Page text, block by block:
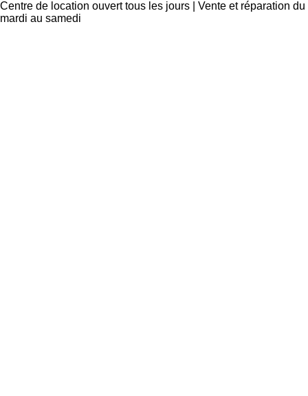
Centre de location ouvert tous les jours | Vente et réparation du
mardi au samedi